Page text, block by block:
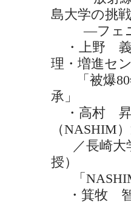
島大学の挑戦
―フェニ
・上野 義
理・増進セ
「被爆80
承」
・高村 昇
（NASHIM
／長崎大
授）
「
・箕牧 智